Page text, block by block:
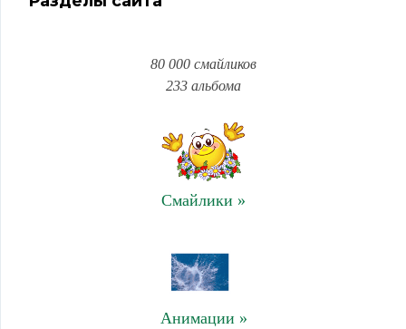
80 000 смайликов
233 альбома
Смайлики »
Анимации »